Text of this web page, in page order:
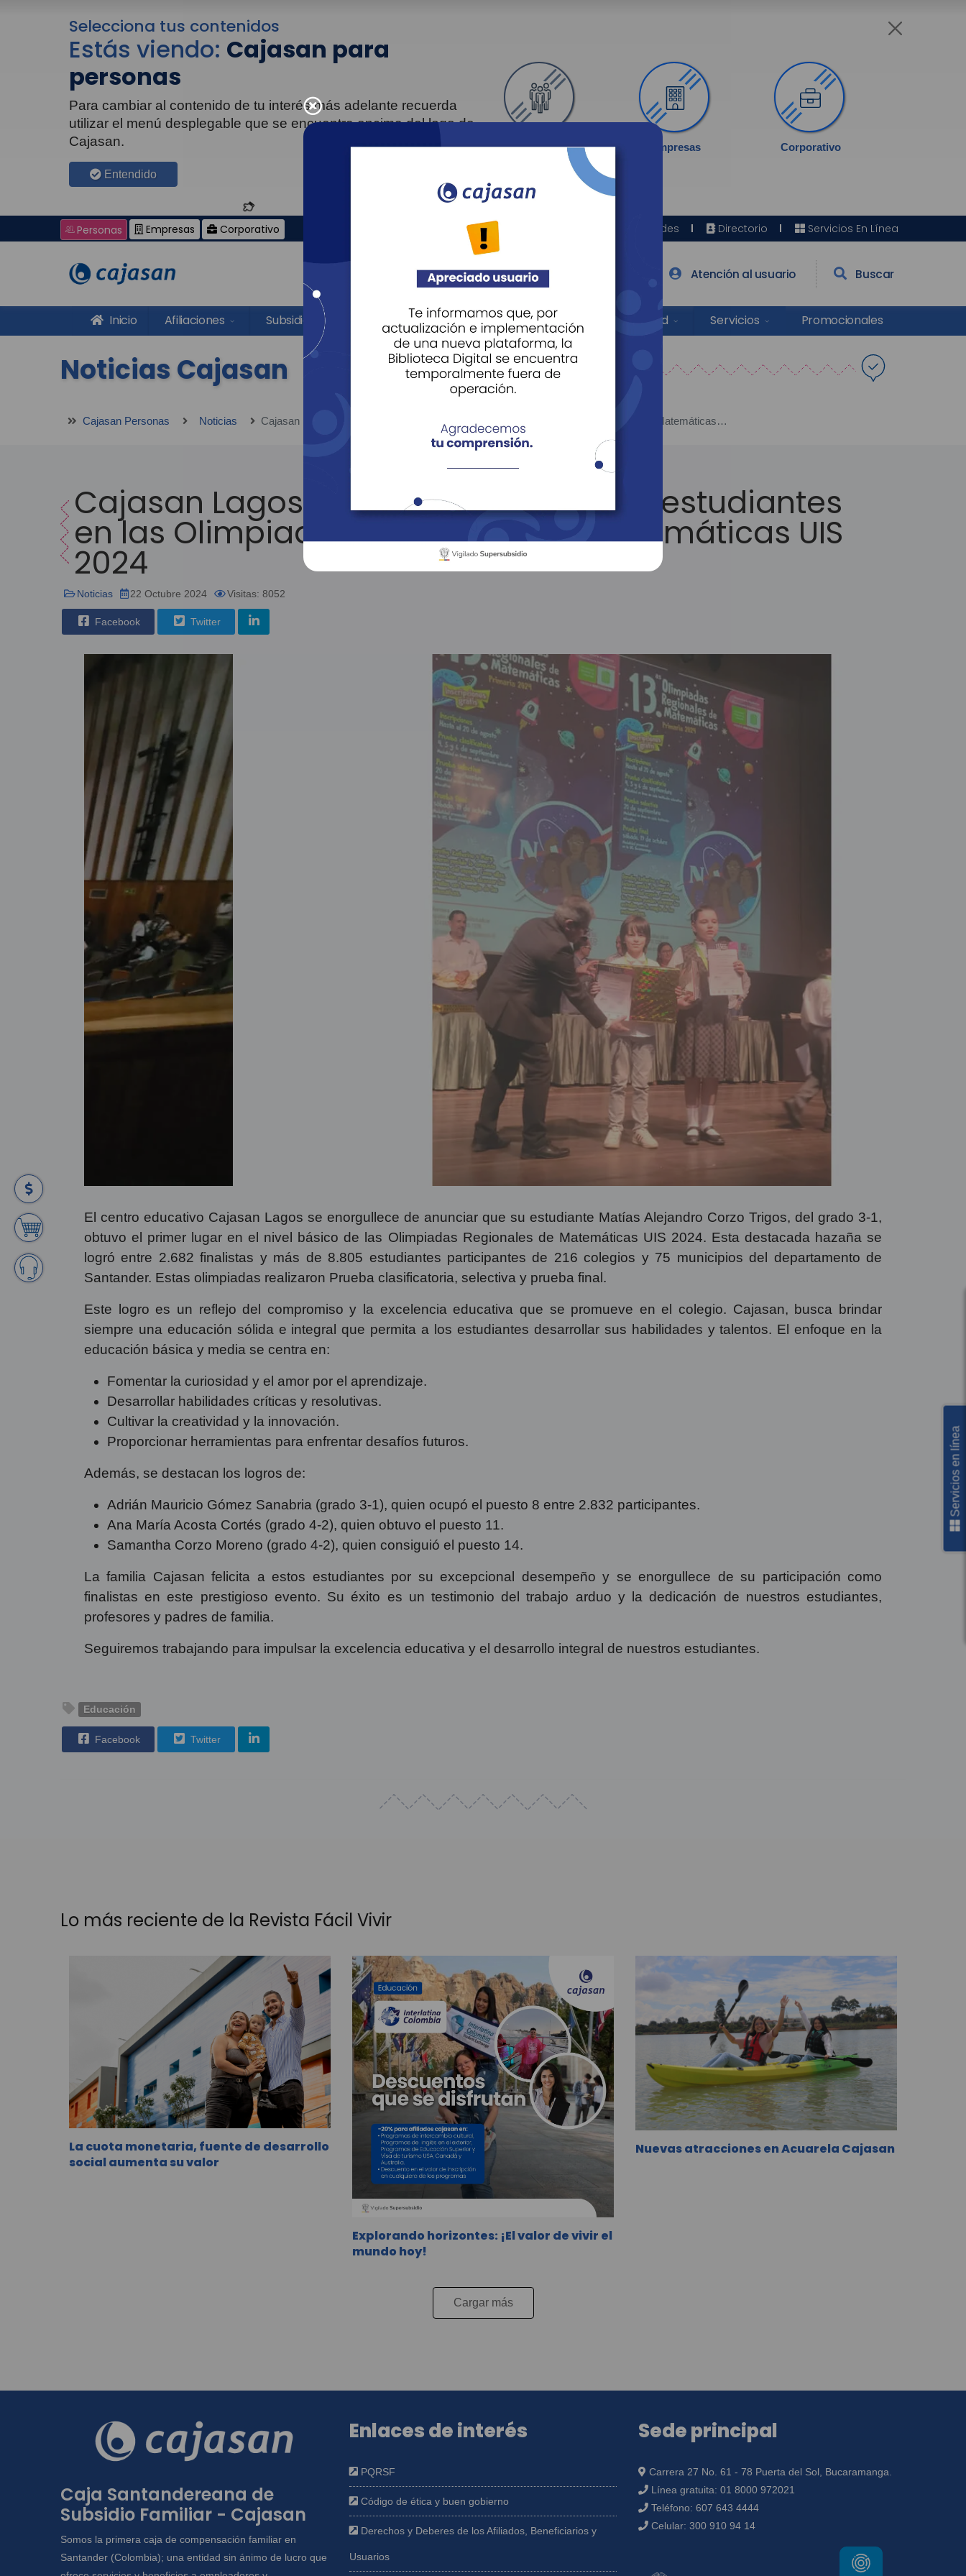
Selecciona tus contenidos
Estás viendo: Cajasan para
personas
Para cambiar al contenido de tu interés más adelante recuerda
utilizar el menú desplegable que se encuentra encima del logo de
Cajasan.
Entendido
Personas Empresas Corporativo
Personas Empresas Corporativo Sedes Directorio Servicios En Línea
Agéndate Atención al usuario Buscar
Inicio Afiliaciones Subsidios Recreación Educación Cultura Salud Servicios Promocionales
Noticias Cajasan
Cajasan Personas Noticias Cajasan Lagos celebra el éxito de sus estudiantes en las Olimpiadas Regionales de Matemáticas UIS 2024
Cajasan Lagos celebra el éxito de sus estudiantes
en las Olimpiadas Regionales de Matemáticas UIS
2024
Noticias 22 Octubre 2024 Visitas: 8052
Facebook Twitter
El centro educativo Cajasan Lagos se enorgullece de anunciar que su estudiante Matías Alejandro Corzo Trigos, del grado 3-1,
obtuvo el primer lugar en el nivel básico de las Olimpiadas Regionales de Matemáticas UIS 2024. Esta destacada hazaña se
logró entre 2.682 finalistas y más de 8.805 estudiantes participantes de 216 colegios y 75 municipios del departamento de
Santander. Estas olimpiadas realizaron Prueba clasificatoria, selectiva y prueba final.
Este logro es un reflejo del compromiso y la excelencia educativa que se promueve en el colegio. Cajasan, busca brindar
siempre una educación sólida e integral que permita a los estudiantes desarrollar sus habilidades y talentos. El enfoque en la
educación básica y media se centra en:
Fomentar la curiosidad y el amor por el aprendizaje.
Desarrollar habilidades críticas y resolutivas.
Cultivar la creatividad y la innovación.
Proporcionar herramientas para enfrentar desafíos futuros.
Además, se destacan los logros de:
Adrián Mauricio Gómez Sanabria (grado 3-1), quien ocupó el puesto 8 entre 2.832 participantes.
Ana María Acosta Cortés (grado 4-2), quien obtuvo el puesto 11.
Samantha Corzo Moreno (grado 4-2), quien consiguió el puesto 14.
La familia Cajasan felicita a estos estudiantes por su excepcional desempeño y se enorgullece de su participación como
finalistas en este prestigioso evento. Su éxito es un testimonio del trabajo arduo y la dedicación de nuestros estudiantes,
profesores y padres de familia.
Seguiremos trabajando para impulsar la excelencia educativa y el desarrollo integral de nuestros estudiantes.
Educación
Facebook Twitter
Lo más reciente de la Revista Fácil Vivir
La cuota monetaria, fuente de desarrollo
social aumenta su valor
Explorando horizontes: ¡El valor de vivir el
mundo hoy!
Nuevas atracciones en Acuarela Cajasan
Cargar más
Caja Santandereana de
Subsidio Familiar - Cajasan
Somos la primera caja de compensación familiar en
Santander (Colombia); una entidad sin ánimo de lucro que
Enlaces de interés
PQRSF
Código de ética y buen gobierno
Derechos y Deberes de los Afiliados, Beneficiarios y
Usuarios
Sede principal
Carrera 27 No. 61 - 78 Puerta del Sol, Bucaramanga.
Línea gratuita: 01 8000 972021
Teléfono: 607 643 4444
Celular: 300 910 94 14
Servicios en línea